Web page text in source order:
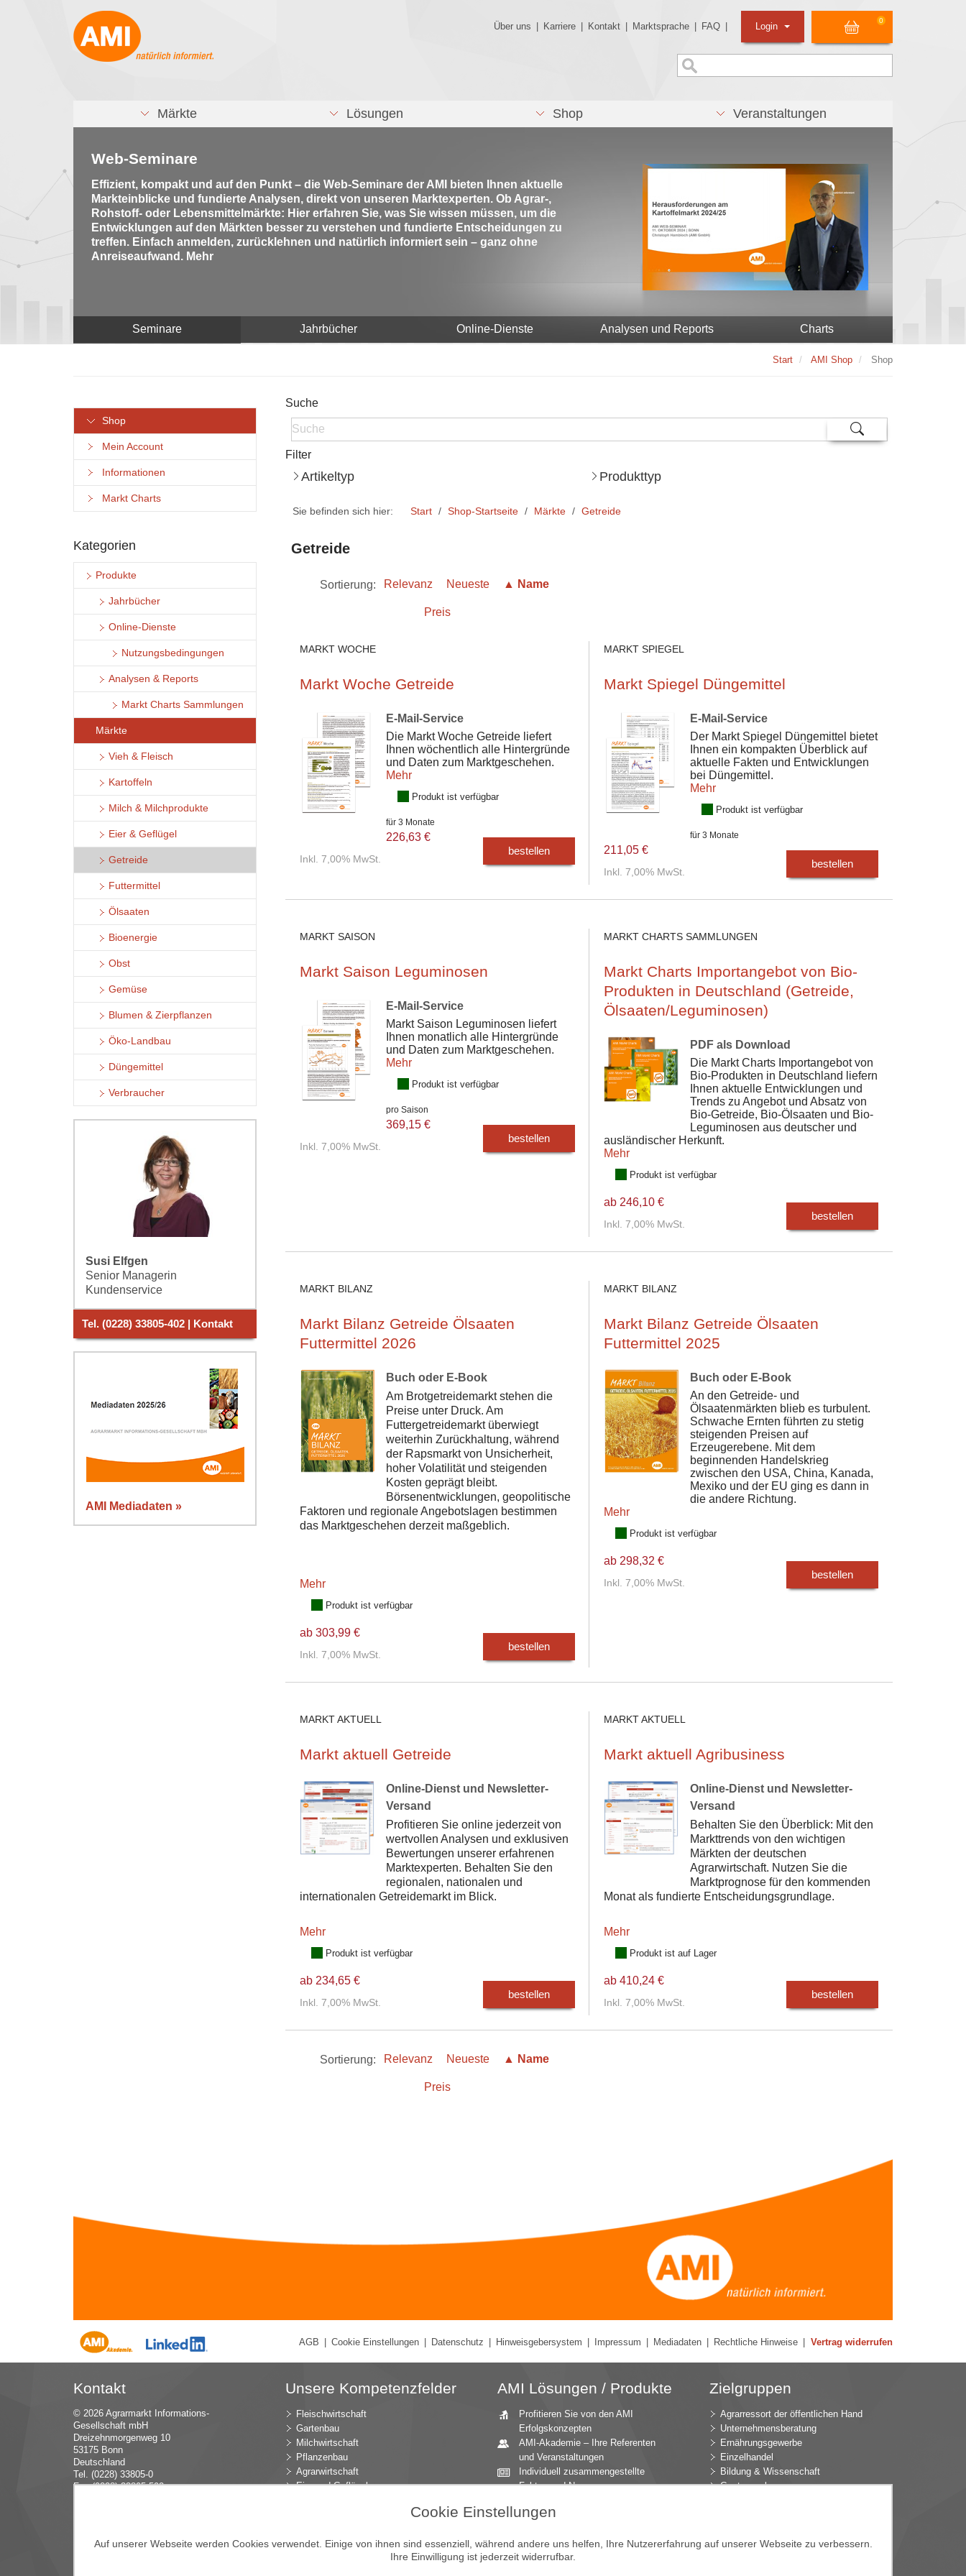
Über uns Karriere Kontakt Marktsprache FAQ
0
Login
Märkte Lösungen Shop Veranstaltungen
Web-Seminare
Effizient, kompakt und auf den Punkt – die Web-Seminare der AMI bieten Ihnen aktuelle
Markteinblicke und fundierte Analysen, direkt von unseren Marktexperten. Ob Agrar-,
Rohstoff- oder Lebensmittelmärkte: Hier erfahren Sie, was Sie wissen müssen, um die
Entwicklungen auf den Märkten besser zu verstehen und fundierte Entscheidungen zu
treffen. Einfach anmelden, zurücklehnen und natürlich informiert sein – ganz ohne
Anreiseaufwand. Mehr
Seminare Jahrbücher Online-Dienste Analysen und Reports Charts
Cookie Einstellungen
Auf unserer Webseite werden Cookies verwendet. Einige von ihnen sind essenziell, während andere uns helfen, Ihre Nutzererfahrung auf unserer Webseite zu verbessern.
Ihre Einwilligung ist jederzeit widerrufbar.
Start AMI Shop Shop
Shop
Mein Account
Informationen
Markt Charts
Kategorien
Produkte
Jahrbücher
Online-Dienste
Nutzungsbedingungen
Analysen & Reports
Markt Charts Sammlungen
Märkte
Vieh & Fleisch
Kartoffeln
Milch & Milchprodukte
Eier & Geflügel
Getreide
Futtermittel
Ölsaaten
Bioenergie
Obst
Gemüse
Blumen & Zierpflanzen
Öko-Landbau
Düngemittel
Verbraucher
Susi Elfgen
Senior Managerin
Kundenservice
Tel. (0228) 33805-402 | Kontakt
AMI Mediadaten »
Suche
Filter
Artikeltyp Produkttyp
Sie befinden sich hier: Start Shop-Startseite Märkte Getreide
Getreide
Sortierung: Relevanz Neueste ▲ Name
Preis
MARKT WOCHE
Markt Woche Getreide
E-Mail-Service
Die Markt Woche Getreide liefert
Ihnen wöchentlich alle Hintergründe
und Daten zum Marktgeschehen.
Mehr
Produkt ist verfügbar
für 3 Monate
226,63 €
Inkl. 7,00% MwSt.
bestellen
MARKT SPIEGEL
Markt Spiegel Düngemittel
E-Mail-Service
Der Markt Spiegel Düngemittel bietet
Ihnen ein kompakten Überblick auf
aktuelle Fakten und Entwicklungen
bei Düngemittel.
Mehr
Produkt ist verfügbar
für 3 Monate
211,05 €
Inkl. 7,00% MwSt.
bestellen
MARKT SAISON
Markt Saison Leguminosen
E-Mail-Service
Markt Saison Leguminosen liefert
Ihnen monatlich alle Hintergründe
und Daten zum Marktgeschehen.
Mehr
Produkt ist verfügbar
pro Saison
369,15 €
Inkl. 7,00% MwSt.
bestellen
MARKT CHARTS SAMMLUNGEN
Markt Charts Importangebot von Bio-
Produkten in Deutschland (Getreide,
Ölsaaten/Leguminosen)
PDF als Download
Die Markt Charts Importangebot von
Bio-Produkten in Deutschland liefern
Ihnen aktuelle Entwicklungen und
Trends zu Angebot und Absatz von
Bio-Getreide, Bio-Ölsaaten und Bio-
Leguminosen aus deutscher und
ausländischer Herkunft.
Mehr
Produkt ist verfügbar
ab 246,10 €
Inkl. 7,00% MwSt.
bestellen
MARKT BILANZ
Markt Bilanz Getreide Ölsaaten
Futtermittel 2026
Buch oder E-Book
Am Brotgetreidemarkt stehen die
Preise unter Druck. Am
Futtergetreidemarkt überwiegt
weiterhin Zurückhaltung, während
der Rapsmarkt von Unsicherheit,
hoher Volatilität und steigenden
Kosten geprägt bleibt.
Börsenentwicklungen, geopolitische
Faktoren und regionale Angebotslagen bestimmen
das Marktgeschehen derzeit maßgeblich.
Mehr
Produkt ist verfügbar
ab 303,99 €
Inkl. 7,00% MwSt.
bestellen
MARKT BILANZ
Markt Bilanz Getreide Ölsaaten
Futtermittel 2025
Buch oder E-Book
An den Getreide- und
Ölsaatenmärkten blieb es turbulent.
Schwache Ernten führten zu stetig
steigenden Preisen auf
Erzeugerebene. Mit dem
beginnenden Handelskrieg
zwischen den USA, China, Kanada,
Mexiko und der EU ging es dann in
die andere Richtung.
Mehr
Produkt ist verfügbar
ab 298,32 €
Inkl. 7,00% MwSt.
bestellen
MARKT AKTUELL
Markt aktuell Getreide
Online-Dienst und Newsletter-
Versand
Profitieren Sie online jederzeit von
wertvollen Analysen und exklusiven
Bewertungen unserer erfahrenen
Marktexperten. Behalten Sie den
regionalen, nationalen und
internationalen Getreidemarkt im Blick.
Mehr
Produkt ist verfügbar
ab 234,65 €
Inkl. 7,00% MwSt.
bestellen
MARKT AKTUELL
Markt aktuell Agribusiness
Online-Dienst und Newsletter-
Versand
Behalten Sie den Überblick: Mit den
Markttrends von den wichtigen
Märkten der deutschen
Agrarwirtschaft. Nutzen Sie die
Marktprognose für den kommenden
Monat als fundierte Entscheidungsgrundlage.
Mehr
Produkt ist auf Lager
ab 410,24 €
Inkl. 7,00% MwSt.
bestellen
Sortierung: Relevanz Neueste ▲ Name
Preis
AGB Cookie Einstellungen Datenschutz Hinweisgebersystem Impressum Mediadaten Rechtliche Hinweise Vertrag widerrufen
Kontakt
© 2026 Agrarmarkt Informations-
Gesellschaft mbH
Dreizehnmorgenweg 10
53175 Bonn
Deutschland
Tel. (0228) 33805-0
Fax (0228) 33805-592
Unsere Kompetenzfelder
Fleischwirtschaft
Gartenbau
Milchwirtschaft
Pflanzenbau
Agrarwirtschaft
Eier und Geflügel
Düngemittel
Blumen und Zierpflanzen
AMI Lösungen / Produkte
Profitieren Sie von den AMI
Erfolgskonzepten
AMI-Akademie – Ihre Referenten
und Veranstaltungen
Individuell zusammengestellte
Fakten und News
Marktexperten
einen umfangreichen Überblick
Jahrbücher – einzigartige
Zielgruppen
Agrarressort der öffentlichen Hand
Unternehmensberatung
Ernährungsgewerbe
Einzelhandel
Bildung & Wissenschaft
Gastgewerbe
Gartenbau